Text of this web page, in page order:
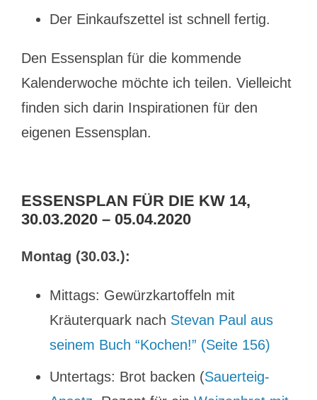
Der Einkaufszettel ist schnell fertig.
Den Essensplan für die kommende
Kalenderwoche möchte ich teilen. Vielleicht
finden sich darin Inspirationen für den
eigenen Essensplan.
ESSENSPLAN FÜR DIE KW 14,
30.03.2020 – 05.04.2020
Montag (30.03.):
Mittags: Gewürzkartoffeln mit
Kräuterquark nach Stevan Paul aus
seinem Buch “Kochen!” (Seite 156)
Untertags: Brot backen (Sauerteig-